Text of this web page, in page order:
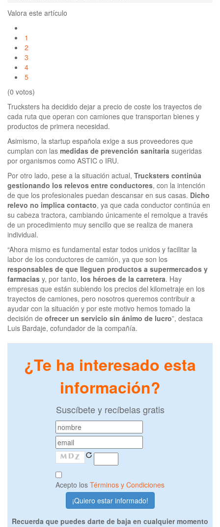
Valora este artículo
1
2
3
4
5
(0 votos)
Trucksters ha decidido dejar a precio de coste los trayectos de
cada ruta que operan con camiones que transportan bienes y
productos de primera necesidad.
Asimismo, la startup española exige a sus proveedores que
cumplan con las medidas de prevención sanitaria sugeridas
por organismos como ASTIC o IRU.
Por otro lado, pese a la situación actual, Trucksters continúa
gestionando los relevos entre conductores, con la intención
de que los profesionales puedan descansar en sus casas. Dicho
relevo no implica contacto, ya que cada conductor continúa en
su cabeza tractora, cambiando únicamente el remolque a través
de un procedimiento muy sencillo que se realiza de manera
individual.
“Ahora mismo es fundamental estar todos unidos y facilitar la
labor de los conductores de camión, ya que son los
responsables de que lleguen productos a supermercados y
farmacias y, por tanto, los héroes de la carretera. Hay
empresas que están subiendo los precios del kilometraje en los
trayectos de camiones, pero nosotros queremos contribuir a
ayudar con la situación y por este motivo hemos tomado la
decisión de ofrecer un servicio sin ánimo de lucro”, destaca
Luis Bardaje, cofundador de la compañía.
¿Te ha interesado esta
información?
Suscíbete y recíbelas gratis
Acepto los Términos y Condiciones
Recuerda que puedes darte de baja en cualquier momento